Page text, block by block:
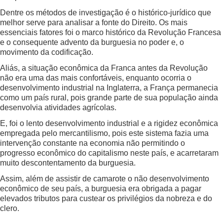
Dentre os métodos de investigação é o histórico-jurídico que
melhor serve para analisar a fonte do Direito. Os mais
essenciais fatores foi o marco histórico da Revolução Francesa
e o consequente advento da burguesia no poder e, o
movimento da codificação.
Aliás, a situação econômica da Franca antes da Revolução
não era uma das mais confortáveis, enquanto ocorria o
desenvolvimento industrial na Inglaterra, a França permanecia
como um país rural, pois grande parte de sua população ainda
desenvolvia atividades agrícolas.
E, foi o lento desenvolvimento industrial e a rigidez econômica
empregada pelo mercantilismo, pois este sistema fazia uma
intervenção constante na economia não permitindo o
progresso econômico do capitalismo neste país, e acarretaram
muito descontentamento da burguesia.
Assim, além de assistir de camarote o não desenvolvimento
econômico de seu país, a burguesia era obrigada a pagar
elevados tributos para custear os privilégios da nobreza e do
clero.